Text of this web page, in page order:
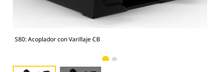
S80: Acoplador con Varillaje CB